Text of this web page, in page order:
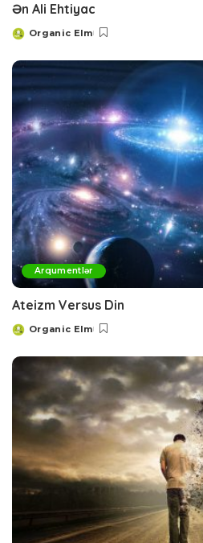
Ən Ali Ehtiyac
Posted
Organic Elm
Arqumentlər
Ateizm Versus Din
Posted
Organic Elm